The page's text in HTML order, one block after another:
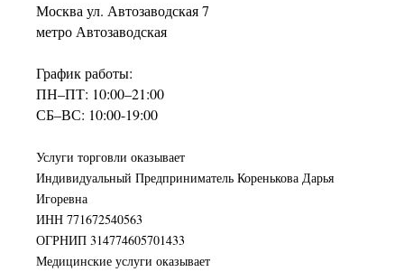
Москва ул. Автозаводская 7
метро Автозаводская
График работы:
ПН–ПТ: 10:00–21:00
СБ–ВС: 10:00-19:00
Услуги торговли оказывает
Индивидуальный Предприниматель Коренькова Дарья
Игоревна
ИНН 771672540563
ОГРНИП 314774605701433
Медицинские услуги оказывает